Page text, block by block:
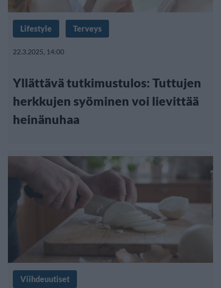
Lifestyle Terveys
22.3.2025, 14:00
Yllättävä tutkimustulos: Tuttujen
herkkujen syöminen voi lievittää
heinänuhaa
Viihdeuutiset